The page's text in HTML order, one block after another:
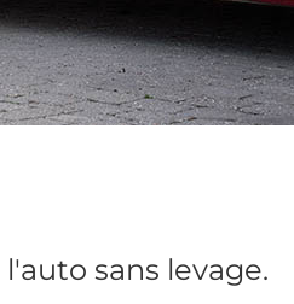
sans levage.